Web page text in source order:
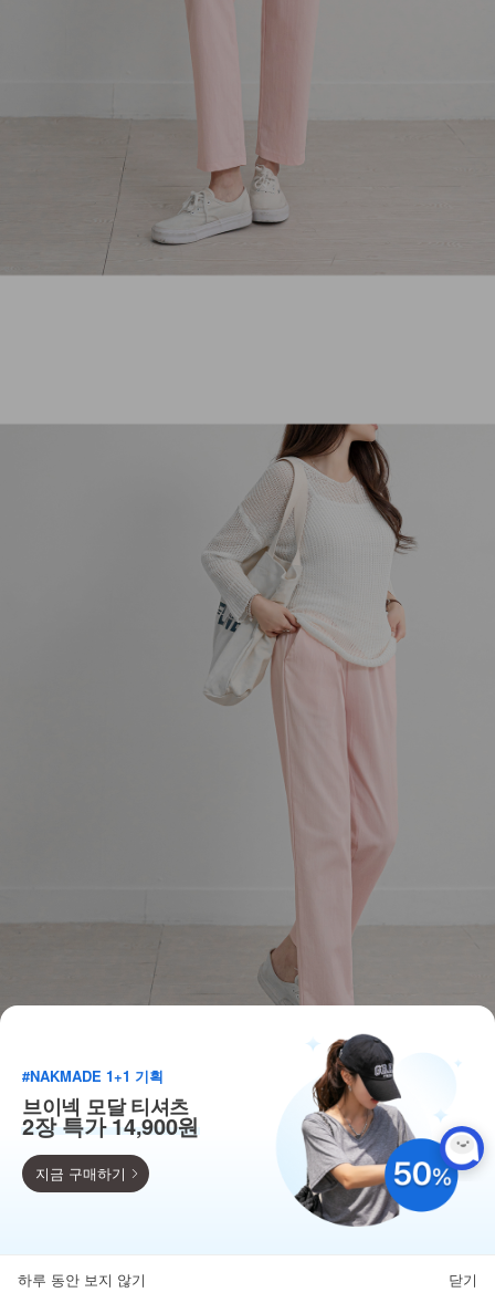
득템찬스
#NAKMADE 1+1 기획
브이넥 모달 티셔츠
2장 특가 14,900원
지금 구매하기
하루 동안 보지 않기 닫기
뒤로가기 카테고리 마이페이지